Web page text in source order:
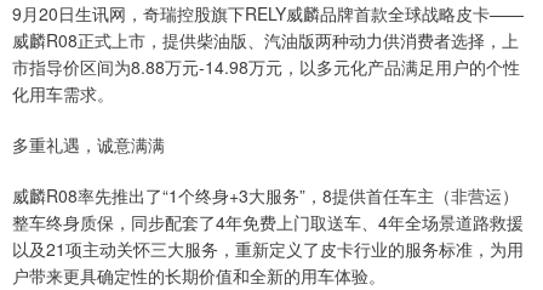
9月20日生讯网，奇瑞控股旗下RELY威麟品牌首款全球战略皮卡——
威麟R08正式上市，提供柴油版、汽油版两种动力供消费者选择，上
市指导价区间为8.88万元-14.98万元，以多元化产品满足用户的个性
化用车需求。
多重礼遇，诚意满满
威麟R08率先推出了“1个终身+3大服务”，8提供首任车主（非营运）
整车终身质保，同步配套了4年免费上门取送车、4年全场景道路救援
以及21项主动关怀三大服务，重新定义了皮卡行业的服务标准，为用
户带来更具确定性的长期价值和全新的用车体验。